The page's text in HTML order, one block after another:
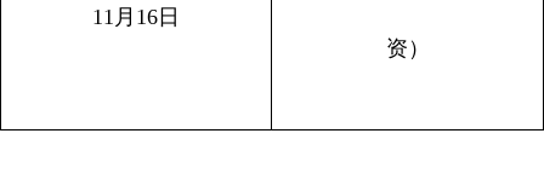
11 月 16 日
资）